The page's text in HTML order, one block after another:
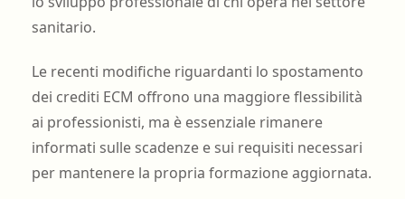
sanitario.
Le recenti modifiche riguardanti lo spostamento
dei crediti ECM offrono una maggiore flessibilità
ai professionisti, ma è essenziale rimanere
informati sulle scadenze e sui requisiti necessari
per mantenere la propria formazione aggiornata.